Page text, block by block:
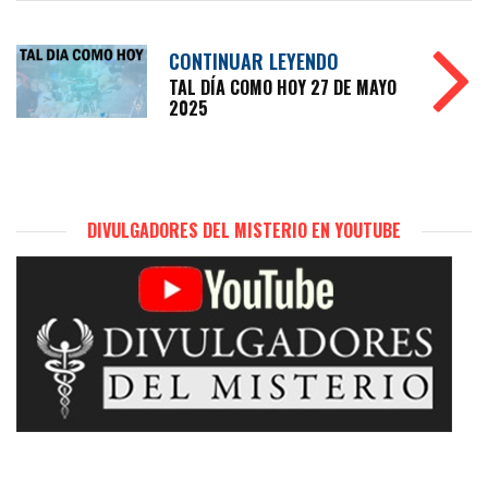
CONTINUAR LEYENDO
TAL DÍA COMO HOY 27 DE MAYO
2025
DIVULGADORES DEL MISTERIO EN YOUTUBE